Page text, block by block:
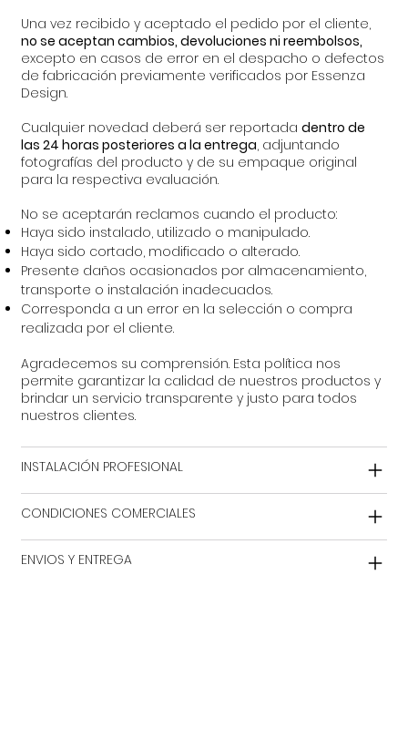
Una vez recibido y aceptado el pedido por el cliente,
no se aceptan cambios, devoluciones ni reembolsos,
excepto en casos de error en el despacho o defectos
de fabricación previamente verificados por Essenza
Design.
Cualquier novedad deberá ser reportadadentro de
las 24 horas posteriores a la entrega, adjuntando
fotografías del producto y de su empaque original
para la respectiva evaluación.
No se aceptarán reclamos cuando el producto:
Haya sido instalado, utilizado o manipulado.
Haya sido cortado, modificado o alterado.
Presente daños ocasionados por almacenamiento,
transporte o instalación inadecuados.
Corresponda a un error en la selección o compra
realizada por el cliente.
Agradecemos su comprensión. Esta política nos
permite garantizar la calidad de nuestros productos y
brindar un servicio transparente y justo para todos
nuestros clientes.
INSTALACIÓN PROFESIONAL
CONDICIONES COMERCIALES
ENVIOS Y ENTREGA